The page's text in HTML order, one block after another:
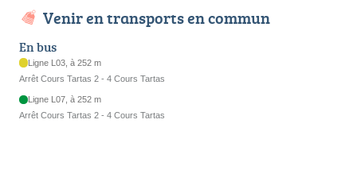
Venir en transports en commun
En bus
Ligne L03, à 252 m
Arrêt Cours Tartas 2 - 4 Cours Tartas
Ligne L07, à 252 m
Arrêt Cours Tartas 2 - 4 Cours Tartas